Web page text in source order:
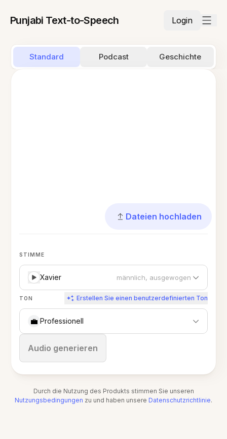
Punjabi Text-to-Speech Login
Standard Podcast Geschichte
Dateien hochladen
STIMME
Xavier männlich, ausgewogen
TON Erstellen Sie einen benutzerdefinierten Ton
💼 Professionell
Audio generieren
Stoppen
Durch die Nutzung des Produkts stimmen Sie unseren
Nutzungsbedingungen zu und haben unsere Datenschutzrichtlinie.